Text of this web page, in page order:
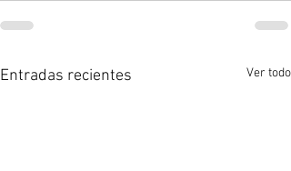
Entradas recientes Ver todo